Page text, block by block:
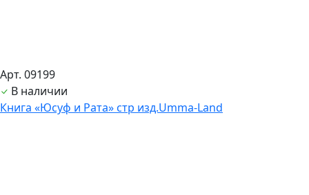
Арт. 09199
В наличии
Книга «Юсуф и Рата» стр изд.Umma-Land